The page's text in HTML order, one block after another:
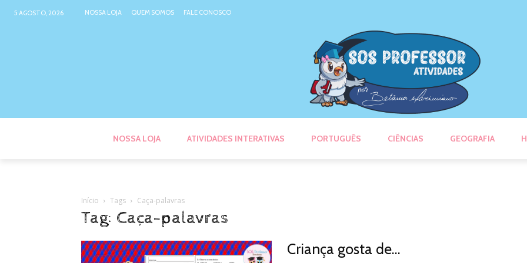
5 AGOSTO, 2026 NOSSA LOJA QUEM SOMOS FALE CONOSCO
NOSSA LOJA ATIVIDADES INTERATIVAS PORTUGUÊS CIÊNCIAS GEOGRAFIA
Início Tags Caça-palavras
Tag: Caça-palavras
Criança gosta de…